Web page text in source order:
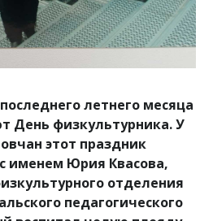
летнего месяца
День физкультурника. У
этот праздник
именем Юрия Квасова,
отделения
педагогического